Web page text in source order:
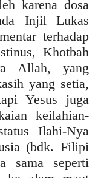
karena dosa
Injil Lukas
terhadap
Khotbah
Allah, yang
yang setia,
Yesus juga
keilahian-
Ilahi-Nya
(bdk. Filipi
sama seperti